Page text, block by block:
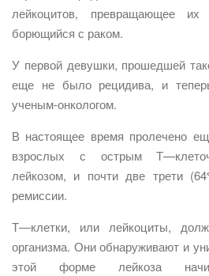
лейкоцитов, превращающее
борющийся с раком.
У первой девушки, прошедшей
еще не было рецидива, и
ученым-онкологом.
В настоящее время пролечено
взрослых с острым
лейкозом, и почти две трети
ремиссии.
Т—клетки, или лейкоциты,
организма. Они обнаруживают и
этой форме лейкоза